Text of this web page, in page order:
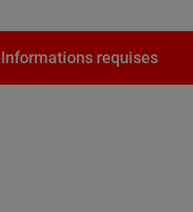
Informations requises